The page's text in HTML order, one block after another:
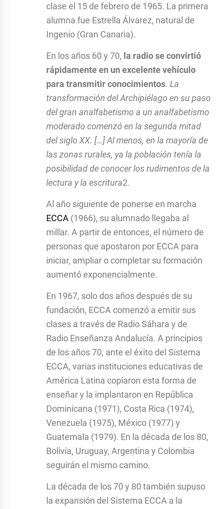
clase el 15 de febrero de 1965. La primera
alumna fue Estrella Álvarez, natural de
Ingenio (Gran Canaria).
En los años 60 y 70, la radio se convirtió
rápidamente en un excelente vehículo
para transmitir conocimientos. La
transformación del Archipiélago en su paso
del gran analfabetismo a un analfabetismo
moderado comenzó en la segunda mitad
del siglo XX. […] Al menos, en la mayoría de
las zonas rurales, ya la población tenía la
posibilidad de conocer los rudimentos de la
lectura y la escritura2.
Al año siguiente de ponerse en marcha
ECCA (1966), su alumnado llegaba al
millar. A partir de entonces, el número de
personas que apostaron por ECCA para
iniciar, ampliar o completar su formación
aumentó exponencialmente.
En 1967, solo dos años después de su
fundación, ECCA comenzó a emitir sus
clases a través de Radio Sáhara y de
Radio Enseñanza Andalucía. A principios
de los años 70, ante el éxito del Sistema
ECCA, varias instituciones educativas de
América Latina copiaron esta forma de
enseñar y la implantaron en República
Dominicana (1971), Costa Rica (1974),
Venezuela (1975), México (1977) y
Guatemala (1979). En la década de los 80,
Bolivia, Uruguay, Argentina y Colombia
seguirán el mismo camino.
La década de los 70 y 80 también supuso
la expansión del Sistema ECCA a la